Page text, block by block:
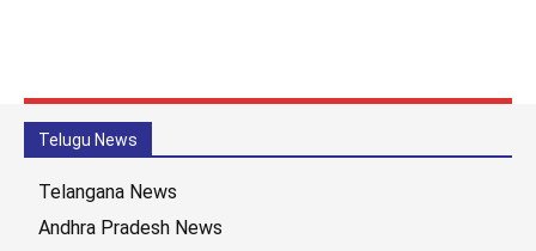
Telugu News
Telangana News
Andhra Pradesh News